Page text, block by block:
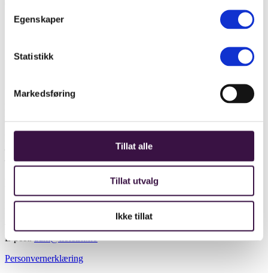
Egenskaper
Statistikk
Markedsføring
Tillat alle
Tillat utvalg
Ikke tillat
NORSIRK er godkjent som produsentansvarsselskap på EE-
– Avfallsforskriftens krav av DNV
NORSIRK AS
Telefon: +47 4000 4201
E-post:adm@norsirk.no
Personvernerklæring